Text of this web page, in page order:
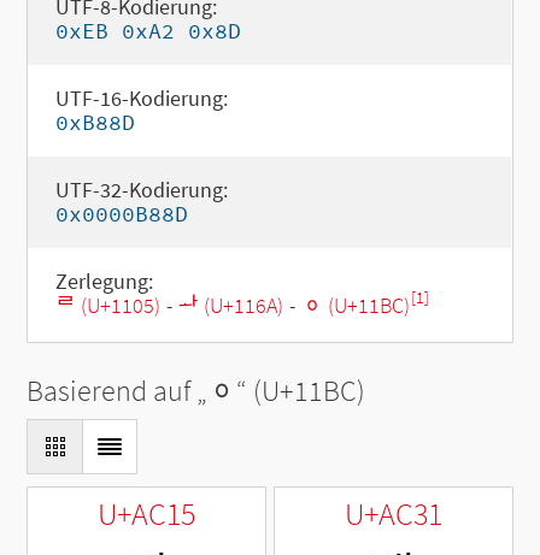
UTF-8-Kodierung:
0xEB 0xA2 0x8D
UTF-16-Kodierung:
0xB88D
UTF-32-Kodierung:
0x0000B88D
Zerlegung:
ᄅ (U+1105) - ᅪ (U+116A) - ᆼ (U+11BC)[1]
Basierend auf „ ᆼ “ (U+11BC)
U+AC15 U+AC31